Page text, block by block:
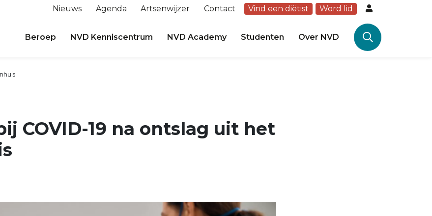
Nieuws Agenda Artsenwijzer Contact Vind een diëtist Word lid
Beroep NVD Kenniscentrum NVD Academy Studenten Over NVD
COVID-19 na ontslag uit het